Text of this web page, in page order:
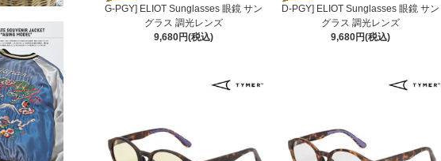
G-PGY] ELIOT Sunglasses 眼鏡 サン
グラス 調光レンズ
9,680円(税込)
D-PGY] ELIOT Sunglasses 眼鏡 サン
グラス 調光レンズ
9,680円(税込)